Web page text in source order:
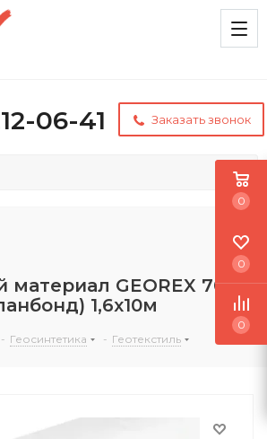
06-41 Заказать звонок
материал GEOREX 70
1,6x10м
- Геосинтетика - Геотекстиль
0
0
0